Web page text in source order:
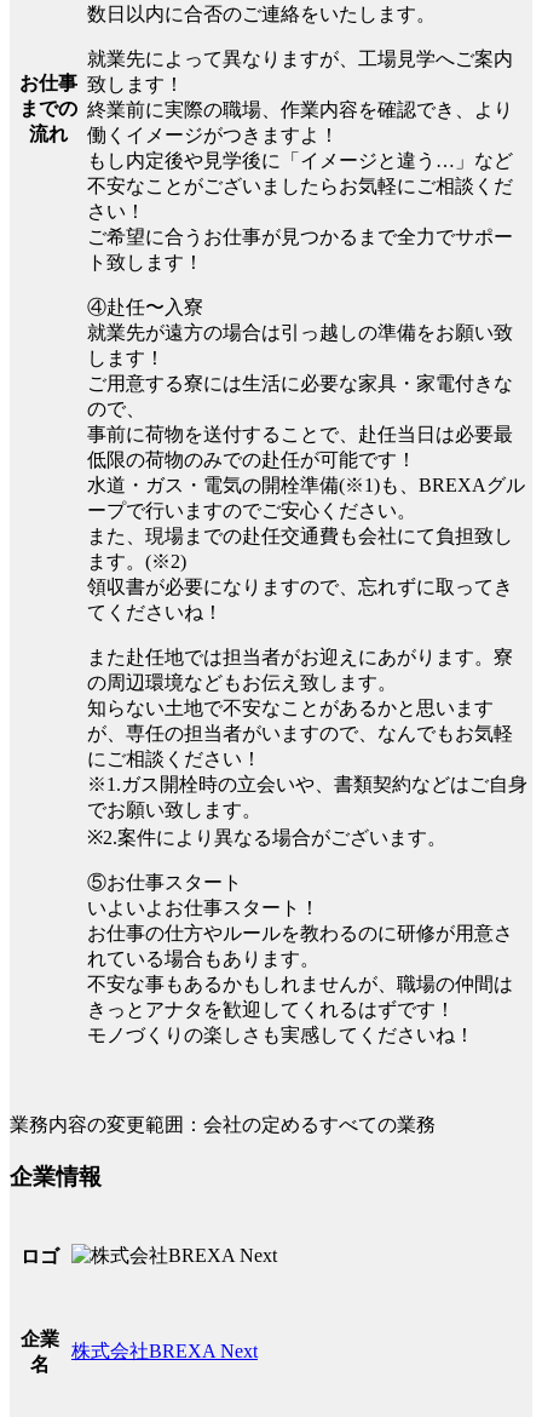
お仕事
までの
流れ
数日以内に合否のご連絡をいたします。
就業先によって異なりますが、工場見学へご案内
致します！
終業前に実際の職場、作業内容を確認でき、より
働くイメージがつきますよ！
もし内定後や見学後に「イメージと違う…」など
不安なことがございましたらお気軽にご相談くだ
さい！
ご希望に合うお仕事が見つかるまで全力でサポー
ト致します！
④赴任〜入寮
就業先が遠方の場合は引っ越しの準備をお願い致
します！
ご用意する寮には生活に必要な家具・家電付きな
ので、
事前に荷物を送付することで、赴任当日は必要最
低限の荷物のみでの赴任が可能です！
水道・ガス・電気の開栓準備(※1)も、BREXAグル
ープで行いますのでご安心ください。
また、現場までの赴任交通費も会社にて負担致し
ます。(※2)
領収書が必要になりますので、忘れずに取ってき
てくださいね！
また赴任地では担当者がお迎えにあがります。寮
の周辺環境などもお伝え致します。
知らない土地で不安なことがあるかと思います
が、専任の担当者がいますので、なんでもお気軽
にご相談ください！
※1.ガス開栓時の立会いや、書類契約などはご自身
でお願い致します。
※2.案件により異なる場合がございます。
⑤お仕事スタート
いよいよお仕事スタート！
お仕事の仕方やルールを教わるのに研修が用意さ
れている場合もあります。
不安な事もあるかもしれませんが、職場の仲間は
きっとアナタを歓迎してくれるはずです！
モノづくりの楽しさも実感してくださいね！
業務内容の変更範囲：会社の定めるすべての業務
企業情報
ロゴ
企業
名
株式会社BREXA Next